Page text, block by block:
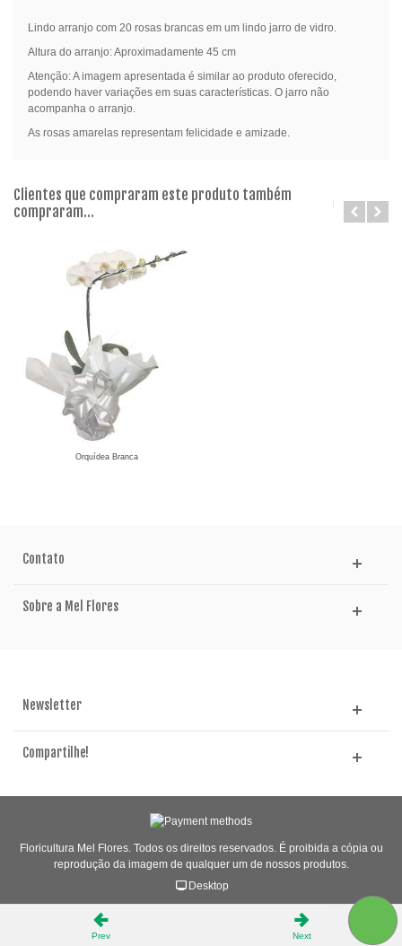
Lindo arranjo com 20 rosas brancas em um lindo jarro de vidro.
Altura do arranjo: Aproximadamente 45 cm
Atenção: A imagem apresentada é similar ao produto oferecido,
podendo haver variações em suas características. O jarro não
acompanha o arranjo.
As rosas amarelas representam felicidade e amizade.
Clientes que compraram este produto também
compraram...
Orquídea Branca
Contato
Sobre a Mel Flores
Newsletter
Compartilhe!
Floricultura Mel Flores. Todos os direitos reservados. É proibida a cópia ou
reprodução da imagem de qualquer um de nossos produtos.
Desktop
Prev Next